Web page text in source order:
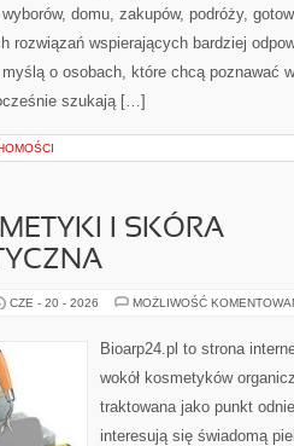
domu, zakupów, podróży,
rozwiązań wspierających bardziej
o osobach, które chcą poznawać
szukają […]
I SKÓRA
CZE - 20 - 2026 MOŻLIWOŚĆ
Bioarp24.pl to strona
wokół kosmetyków
traktowana jako punkt
interesują się świadomą